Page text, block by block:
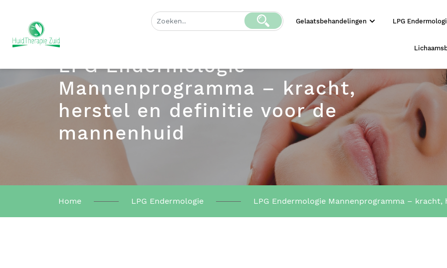
Gelaatsbehandelingen LPG
LPG Endermologie
Mannenprogramma – kracht,
herstel en definitie voor de
mannenhuid
Home LPG Endermologie LPG Endermologie Mannenprogramma –